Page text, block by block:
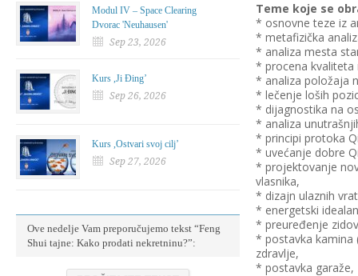
Teme koje se
* osnovne teze iz
* metafizička
* analiza mesta
* procena kvaliteta
* analiza položaja
* lečenje loših
* dijagnostika na
* analiza
* principi protoka
* uvećanje dobre
* projektovanje
vlasnika,
* dizajn ulaznih
* energetski
* preuređenje
* postavka kamina
zdravlje,
* postavka garaže,
Modul IV – Space Clearing
Dvorac 'Neuhausen'
Sep 23, 2026
Kurs ,Ji Đing’
Sep 26, 2026
Kurs ,Ostvari svoj cilj’
Sep 27, 2026
Ove nedelje Vam preporučujemo tekst “Feng
Shui tajne: Kako prodati nekretninu?”: